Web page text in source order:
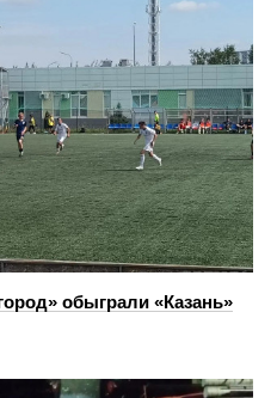
обыграли «Казань»